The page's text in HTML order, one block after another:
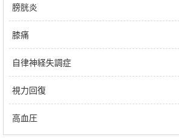
膀胱炎
膝痛
自律神経失調症
視力回復
高血圧